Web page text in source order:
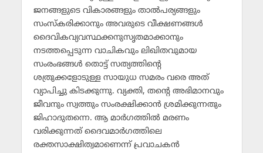
ജനങ്ങളുടെ വികാരങ്ങളും താല്‍പര്യങ്ങളും
സംസ്‌കരിക്കാനും അവരുടെ വീക്ഷണങ്ങള്‍
ദൈവികവ്യവസ്ഥക്കനുസൃതമാക്കാനും
നടത്തപ്പെടുന്ന വാചികവും ലിഖിതവുമായ
സംരംഭങ്ങള്‍ തൊട്ട് സത്യത്തിന്റെ
ശത്രുക്കളോടുള്ള സായുധ സമരം വരെ അത്
വ്യാപിച്ചു കിടക്കുന്നു. വ്യക്തി, തന്റെ അഭിമാനവും
ജീവനും സ്വത്തും സംരക്ഷിക്കാന്‍ ശ്രമിക്കുന്നതും
ജിഹാദുതന്നെ. ആ മാര്‍ഗത്തില്‍ മരണം
വരിക്കുന്നത് ദൈവമാര്‍ഗത്തിലെ
രക്തസാക്ഷിത്വമാണെന്ന് പ്രവാചകന്‍